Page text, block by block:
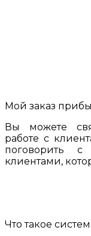
Мой заказ
Вы можете
работе с
поговорить
клиентами,
Что такое